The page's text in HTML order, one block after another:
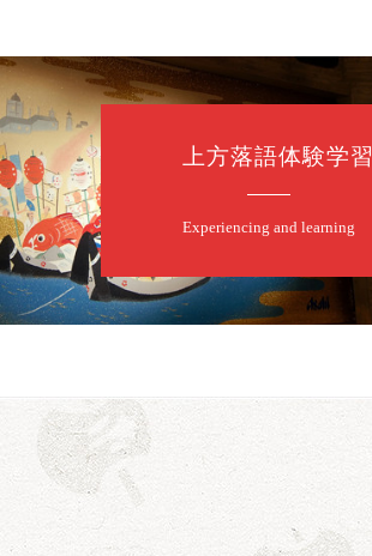
番」
眞／笑福亭仁福／幸助福助（漫才）／桂春若
上方落語体験学習
Experiencing and learning